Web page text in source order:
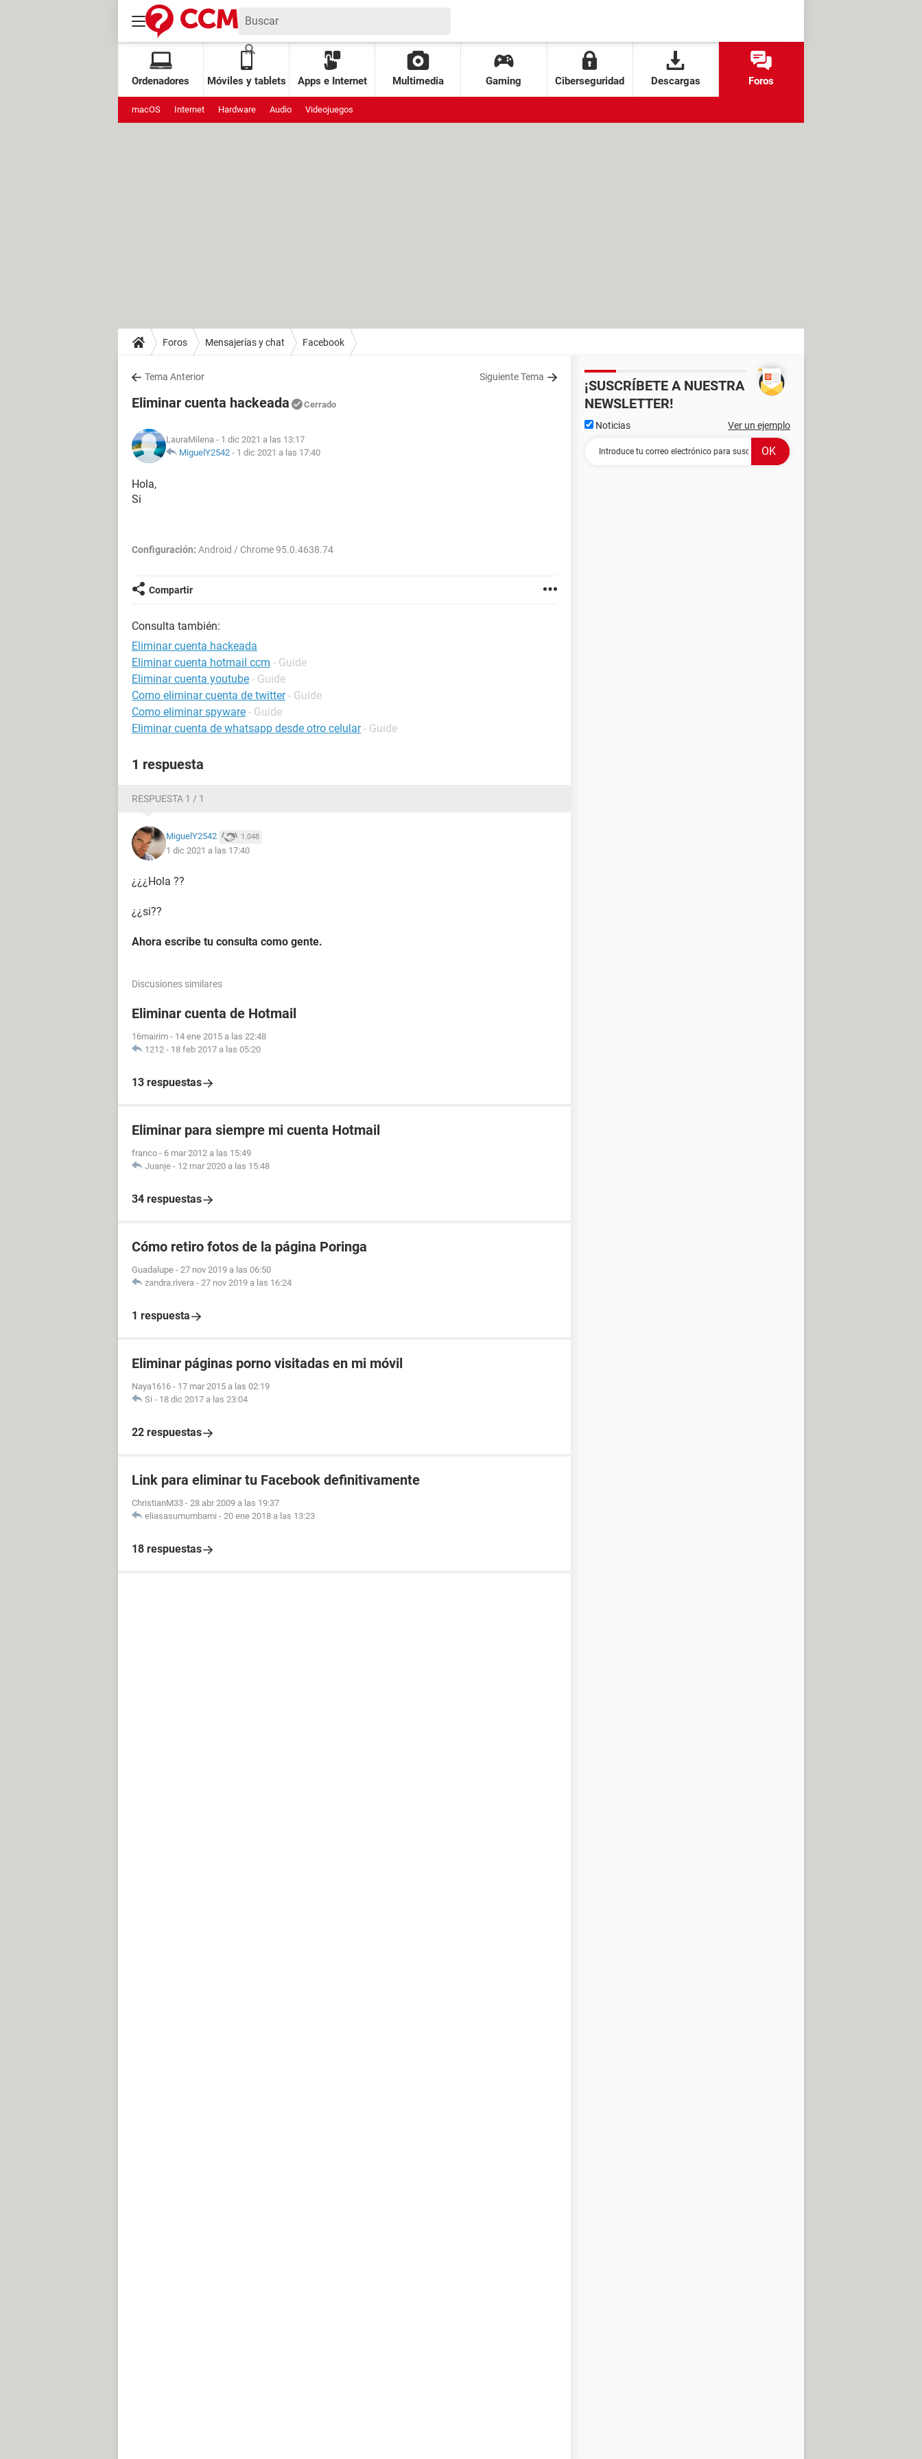
Ordenadores Móviles y tablets Apps e Internet Multimedia Gaming Ciberseguridad Descargas Foros
macOS Internet Hardware Audio Videojuegos
Foros Mensajerías y chat Facebook
Tema Anterior Siguiente Tema
Eliminar cuenta hackeada Cerrado
LauraMilena - 1 dic 2021 a las 13:17
MiguelY2542 - 1 dic 2021 a las 17:40
Hola,
Si
Configuración: Android / Chrome 95.0.4638.74
Compartir
Consulta también:
Eliminar cuenta hackeada
Eliminar cuenta hotmail ccm - Guide
Eliminar cuenta youtube - Guide
Como eliminar cuenta de twitter - Guide
Como eliminar spyware - Guide
Eliminar cuenta de whatsapp desde otro celular - Guide
1 respuesta
RESPUESTA 1 / 1
MiguelY2542 1.048
1 dic 2021 a las 17:40
¿¿¿Hola ??
¿¿si??
Ahora escribe tu consulta como gente.
Discusiones similares
Eliminar cuenta de Hotmail
16mairim - 14 ene 2015 a las 22:48
1212 - 18 feb 2017 a las 05:20
13 respuestas
Eliminar para siempre mi cuenta Hotmail
franco - 6 mar 2012 a las 15:49
Juanje - 12 mar 2020 a las 15:48
34 respuestas
Cómo retiro fotos de la página Poringa
Guadalupe - 27 nov 2019 a las 06:50
zandra.rivera - 27 nov 2019 a las 16:24
1 respuesta
Eliminar páginas porno visitadas en mi móvil
Naya1616 - 17 mar 2015 a las 02:19
Si - 18 dic 2017 a las 23:04
22 respuestas
Link para eliminar tu Facebook definitivamente
ChristianM33 - 28 abr 2009 a las 19:37
eliasasumumbami - 20 ene 2018 a las 13:23
18 respuestas
¡SUSCRÍBETE A NUESTRA
NEWSLETTER!
Noticias Ver un ejemplo